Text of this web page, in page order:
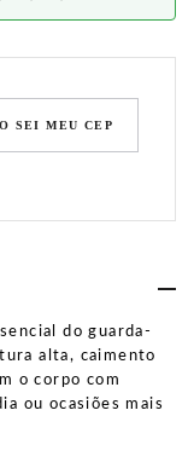
SEI MEU CEP
do guarda-
alta, caimento
o corpo com
ou ocasiões mais